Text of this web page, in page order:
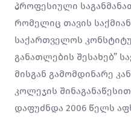
პროფესიული
რომელიც თავის
საქართველოს
განათლების შესახებ”
მისგან გამომდინარე
კოლეჯის
დაფუძნდა 2006 წელს